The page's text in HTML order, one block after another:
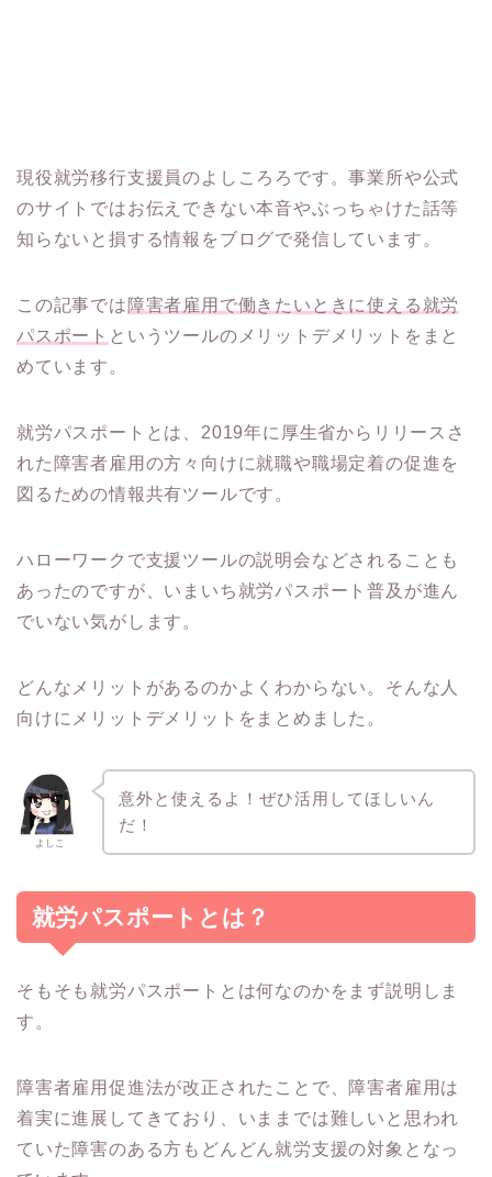
現役就労移行支援員のよしころろです。事業所や公式
のサイトではお伝えできない本音やぶっちゃけた話等
知らないと損する情報をブログで発信しています。
この記事では 障害者雇用で働きたいときに使える就労
パスポート というツールのメリットデメリットをまと
めています。
就労パスポートとは、2019年に厚生省からリリースさ
れた障害者雇用の方々向けに就職や職場定着の促進を
図るための情報共有ツールです。
ハローワークで支援ツールの説明会などされることも
あったのですが、いまいち就労パスポート普及が進ん
でいない気がします。
どんなメリットがあるのかよくわからない。そんな人
向けにメリットデメリットをまとめました。
よしこ
意外と使えるよ！ぜひ活用してほしいん
だ！
就労パスポートとは？
そもそも就労パスポートとは何なのかをまず説明しま
す。
障害者雇用促進法が改正されたことで、障害者雇用は
着実に進展してきており、いままでは難しいと思われ
ていた障害のある方もどんどん就労支援の対象となっ